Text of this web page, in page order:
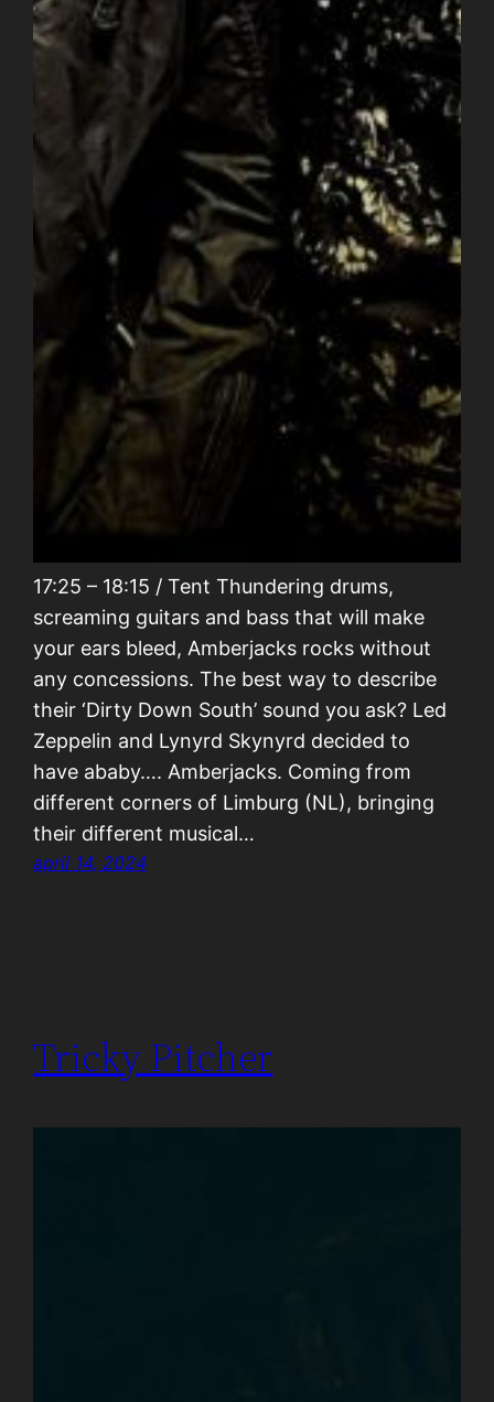
17:25 – 18:15 / Tent Thundering drums,
screaming guitars and bass that will make
your ears bleed, Amberjacks rocks without
any concessions. The best way to describe
their ‘Dirty Down South’ sound you ask? Led
Zeppelin and Lynyrd Skynyrd decided to
have ababy…. Amberjacks. Coming from
different corners of Limburg (NL), bringing
their different musical…
april 14, 2024
Tricky Pitcher